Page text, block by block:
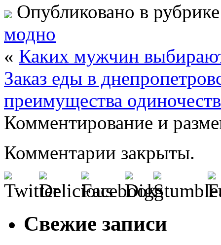
Опубликовано в
модно
« Каких мужчин
Заказ еды в
преимущества
Комментирование и
Комментарии закрыты.
Свежие записи